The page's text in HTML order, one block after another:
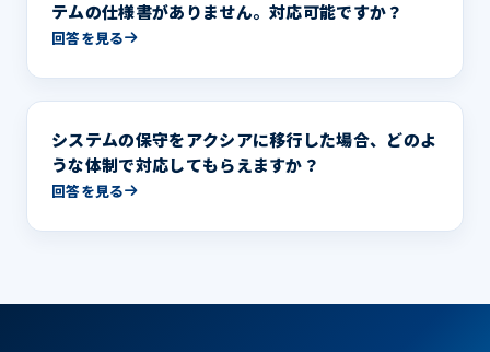
テムの仕様書がありません。対応可能ですか？
回答を見る
システムの保守をアクシアに移行した場合、どのよ
うな体制で対応してもらえますか？
回答を見る